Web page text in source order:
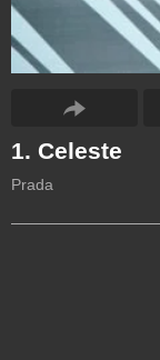
1. Celeste
Prada